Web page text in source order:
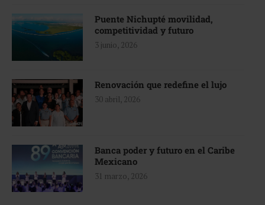
Puente Nichupté movilidad,
competitividad y futuro
3 junio, 2026
Renovación que redefine el lujo
30 abril, 2026
Banca poder y futuro en el Caribe
Mexicano
31 marzo, 2026